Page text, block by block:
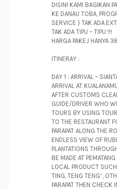
DISINI KAMI BAGIKAN
KE DANAU TOBA,
SERVICE ) TAK ADA
TAK ADA TIPU – TIPU !!!
HARGA PAKEJ HANYA
ITINERAY :
DAY 1 : ARRIVAL –
ARRIVAL AT
AFTER CUSTOMS
GUIDE/DRIVER WHO
TOURS BY USING
TO THE RESTAURANT
PARAPAT ALONG THE
ENDLESS VIEW OF
PLANTATIONS
BE MADE AT
LOCAL PRODUCT
TING, TENG TENG”,
PARAPAT THEN CHECK